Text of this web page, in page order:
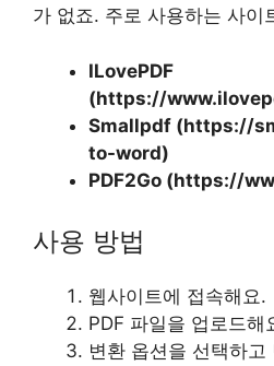
가 없죠. 주로 사용하는 사이
ILovePDF
(https://
Smallpdf (https://
to-word)
PDF2Go (https://
사용 방법
웹사이트에 접속해요.
PDF 파일을 업로드해
변환 옵션을 선택하고